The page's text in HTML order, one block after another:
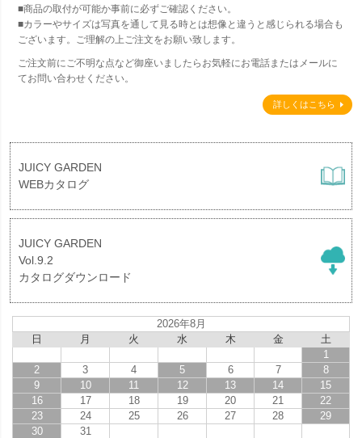
■商品の取付が可能か事前に必ずご確認ください。
■カラーやサイズは写真を通して見る時とは想像と違うと感じられる場合も
ございます。ご理解の上ご注文をお願い致します。
ご注文前にご不明な点など御座いましたらお気軽にお電話またはメールに
てお問い合わせください。
詳しくはこちら
JUICY GARDEN
WEBカタログ
JUICY GARDEN
Vol.9.2
カタログダウンロード
2026年8月
日
月 火 水 木 金
土
1
2
3 4 5 6 7
8
9
10 11 12 13 14
15
16
17 18 19 20 21
22
23
24 25 26 27 28
29
30
31